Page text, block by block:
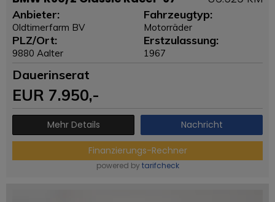
Anbieter:
Oldtimerfarm BV
PLZ/Ort:
9880 Aalter
Fahrzeugtyp:
Motorräder
Erstzulassung:
1967
Dauerinserat
EUR 7.950,-
Mehr Details Nachricht
Finanzierungs-Rechner
powered by tarifcheck